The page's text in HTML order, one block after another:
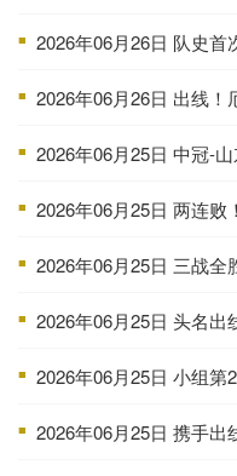
■ 2026年06月26日 队史首次出线！科特迪
■ 2026年06月26日 出线！厄瓜多尔2-1逆
■ 2026年06月25日 中冠-山东球
■ 2026年06月25日 两连败！韩国0-1南
■ 2026年06月25日 三战全胜头名出线！墨
■ 2026年06月25日 头名出线!巴西3-0苏
■ 2026年06月25日 小组第2出线！摩洛哥
■ 2026年06月25日 携手出线！瑞士2-1